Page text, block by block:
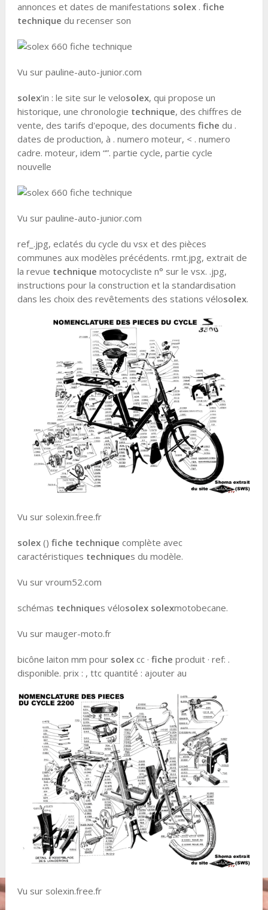
annonces et dates de manifestations solex. fiche
technique du recenser son
Vu sur pauline-auto-junior.com
solex'in : le site sur le velosolex, qui propose un
historique, une chronologie technique, des chiffres de
vente, des tarifs d'epoque, des documents fiche du .
dates de production, à . numero moteur, < . numero
cadre. moteur, idem “”. partie cycle, partie cycle
nouvelle
Vu sur pauline-auto-junior.com
ref_.jpg, eclatés du cycle du vsx et des pièces
communes aux modèles précédents. rmt.jpg, extrait de
la revue technique motocycliste n° sur le vsx. .jpg,
instructions pour la construction et la standardisation
dans les choix des revêtements des stations vélosolex.
Vu sur solexin.free.fr
solex() fiche technique complète avec
caractéristiques techniques du modèle.
Vu sur vroum52.com
schémas techniques vélosolex solexmotobecane.
Vu sur mauger-moto.fr
bicône laiton mm pour solexcc · fiche produit · ref: .
disponible. prix : , ttc quantité : ajouter au
Vu sur solexin.free.fr